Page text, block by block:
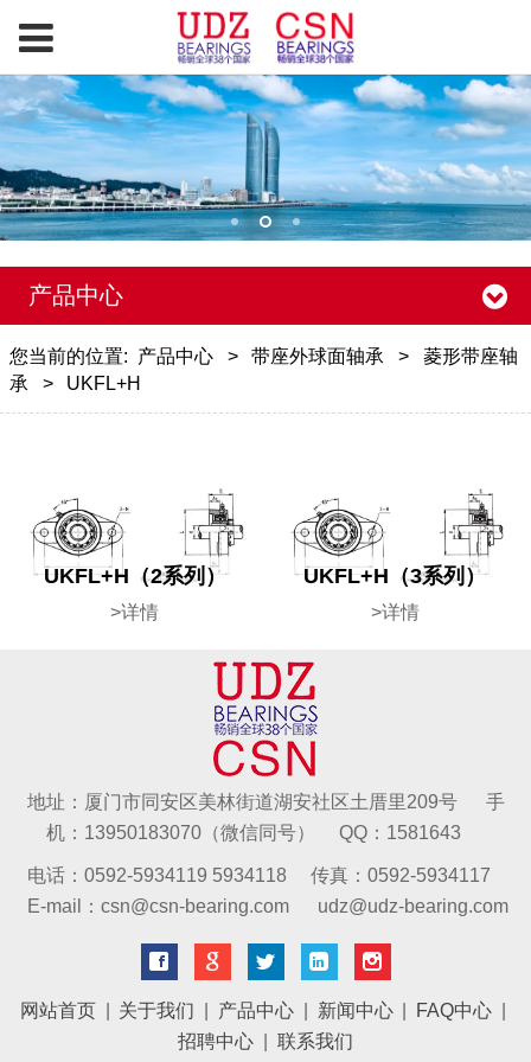
产品中心
您当前的位置: 产品中心 > 带座外球面轴承 >
菱形带座轴
承
> UKFL+H
UKFL+H（2系列）
>详情
UKFL+H（3系列）
>详情
地址：厦门市同安区美林街道湖安社区土厝里209号 手
机：13950183070（微信同号） QQ：1581643
电话：0592-5934119 5934118 传真：0592-5934117
E-mail：csn@csn-bearing.com udz@udz-bearing.com
网站首页 关于我们 产品中心 新闻中心 FAQ中心
招聘中心
联系我们